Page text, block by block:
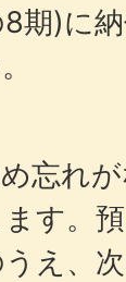
期)に
忘れ
す。
え、